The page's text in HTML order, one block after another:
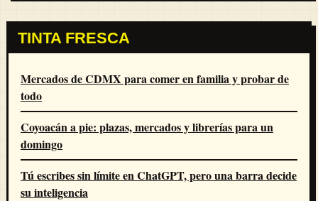
TINTA FRESCA
Mercados de CDMX para comer en familia y probar de
todo
Coyoacán a pie: plazas, mercados y librerías para un
domingo
Tú escribes sin límite en ChatGPT, pero una barra decide
su inteligencia